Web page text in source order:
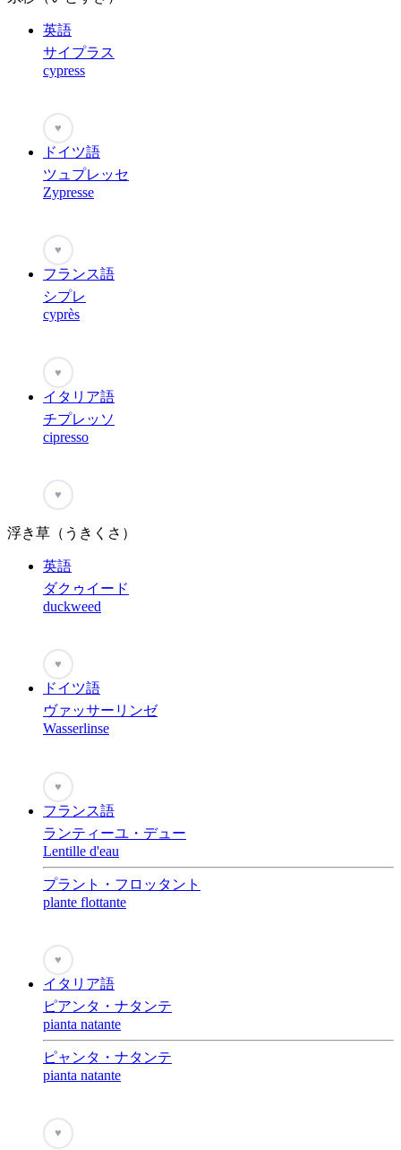
英語
サイプラス
cypress
♥
ドイツ語
ツュプレッセ
Zypresse
♥
フランス語
シプレ
cyprès
♥
イタリア語
チプレッソ
cipresso
♥
浮き草（うきくさ）
英語
ダクゥイード
duckweed
♥
ドイツ語
ヴァッサーリンゼ
Wasserlinse
♥
フランス語
ランティーユ・デュー
Lentille d'eau
プラント・フロッタント
plante flottante
♥
イタリア語
ピアンタ・ナタンテ
pianta natante
ピャンタ・ナタンテ
pianta natante
♥